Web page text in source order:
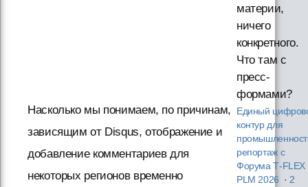
Насколько мы понимаем, по причинам,
зависящим от Disqus, отображение и
добавление комментариев для
некоторых регионов временно
материи,
ничего
конкретного.
Что там с
пресс-
формами?
Единый
контур для
репортаж с
Форума T‑FLEX
PLM 2026 ·2